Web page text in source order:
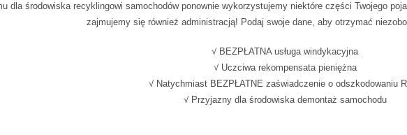
dla środowiska recyklingowi samochodów ponownie wykorzystujemy niektóre części Twojego
zajmujemy się również administracją! Podaj swoje dane, aby otrzymać
√ BEZPŁATNA usługa windykacyjna
√ Uczciwa rekompensata pieniężna
√ Natychmiast BEZPŁATNE zaświadczenie o odszkodowaniu
√ Przyjazny dla środowiska demontaż samochodu